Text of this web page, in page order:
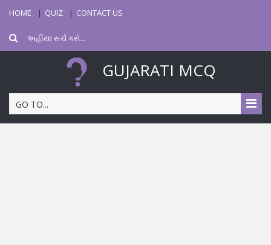
HOME QUIZ CONTACT US
GUJARATI MCQ
GO TO...